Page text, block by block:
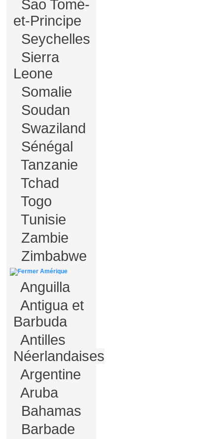
Sao Tomé-
et-Principe
Seychelles
Sierra
Leone
Somalie
Soudan
Swaziland
Sénégal
Tanzanie
Tchad
Togo
Tunisie
Zambie
Zimbabwe
Amérique
Anguilla
Antigua et
Barbuda
Antilles
Néerlandaises
Argentine
Aruba
Bahamas
Barbade